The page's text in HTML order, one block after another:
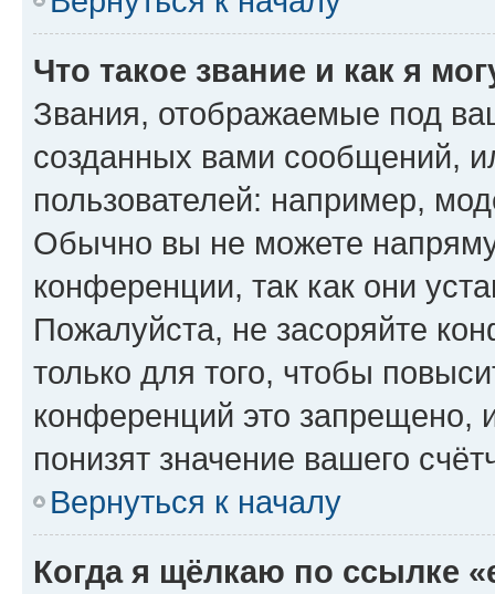
Что такое звание и как я
Звания, отображаемые под
созданных вами сообщений,
пользователей: например,
Обычно вы не можете
конференции, так как они
Пожалуйста, не засоряйте
только для того, чтобы
конференций это запрещено,
понизят значение вашего
Вернуться к началу
Когда я щёлкаю по ссылке